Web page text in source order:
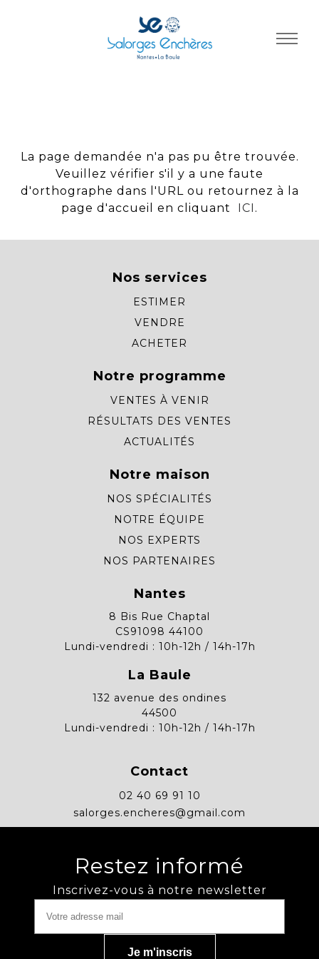
La page demandée n'a pas pu être trouvée.
Veuillez vérifier s'il y a une faute
d'orthographe dans l'URL ou retournez à la
page d'accueil en cliquant
ICI .
Nos services
ESTIMER
VENDRE
ACHETER
Notre programme
VENTES À VENIR
RÉSULTATS DES VENTES
ACTUALITÉS
Notre maison
NOS SPÉCIALITÉS
NOTRE ÉQUIPE
NOS EXPERTS
NOS PARTENAIRES
Nantes
8 Bis Rue Chaptal
CS91098 44100
Lundi-vendredi : 10h-12h / 14h-17h
La Baule
132 avenue des ondines
44500
Lundi-vendredi : 10h-12h / 14h-17h
Contact
02 40 69 91 10
salorges.encheres@gmail.com
Restez informé
Inscrivez-vous à notre newsletter